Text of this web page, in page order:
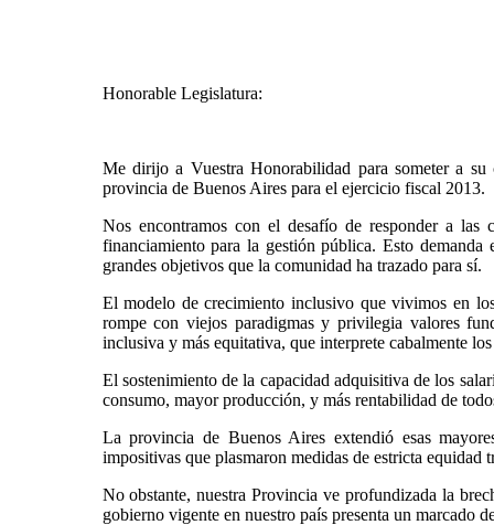
Honorable Legislatura:
Me dirijo a Vuestra Honorabilidad para someter a
provincia de Buenos Aires para el ejercicio fiscal 2013.
Nos encontramos con el desafío de responder a las
financiamiento para la gestión pública. Esto
grandes objetivos que la comunidad ha trazado para sí.
El modelo de crecimiento inclusivo que vivimos en
rompe con viejos paradigmas y privilegia valores
inclusiva y más equitativa, que interprete cabalmente
El sostenimiento de la capacidad adquisitiva de los
consumo, mayor producción, y más rentabilidad de
La provincia de Buenos Aires extendió esas
impositivas que plasmaron medidas de estricta
No obstante, nuestra Provincia ve profundizada la
gobierno vigente en nuestro país presenta un marcado